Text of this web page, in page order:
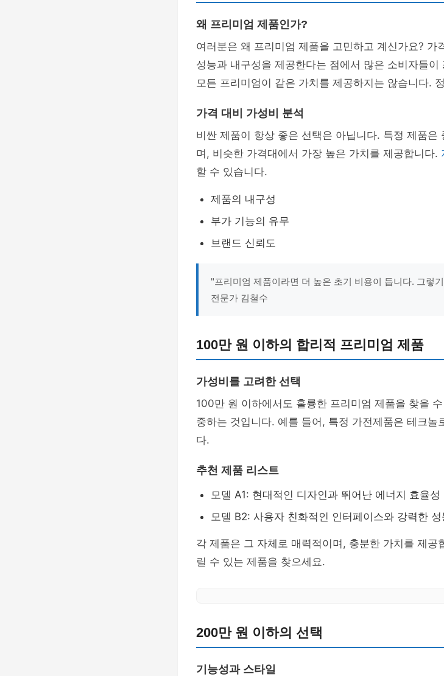
왜 프리미엄 제품인가?
여러분은 왜 프리미엄 제품을 고민하고 계신가요? 가
성능과 내구성을 제공한다는 점에서 많은 소비자들이
모든 프리미엄이 같은 가치를 제공하지는 않습니다.
가격 대비 가성비 분석
비싼 제품이 항상 좋은 선택은 아닙니다. 특정 제품
며, 비슷한 가격대에서 가장 높은 가치를 제공합니다.
할 수 있습니다.
제품의 내구성
부가 기능의 유무
브랜드 신뢰도
"프리미엄 제품이라면 더 높은 초기 비용이 듭니다. 그렇
전문가 김철수
100만 원 이하의 합리적 프리미엄 제품
가성비를 고려한 선택
100만 원 이하에서도 훌륭한 프리미엄 제품을 찾을
중하는 것입니다. 예를 들어, 특정 가전제품은 테크놀
다.
추천 제품 리스트
모델 A1: 현대적인 디자인과 뛰어난 에너지 효율성
모델 B2: 사용자 친화적인 인터페이스와 강력한 성
각 제품은 그 자체로 매력적이며, 충분한 가치를 제
릴 수 있는 제품을 찾으세요.
200만 원 이하의 선택
기능성과 스타일